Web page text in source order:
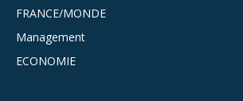
FRANCE/MONDE
Management
ECONOMIE